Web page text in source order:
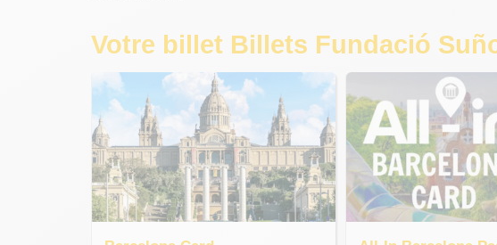
Votre billet Billets Fundació